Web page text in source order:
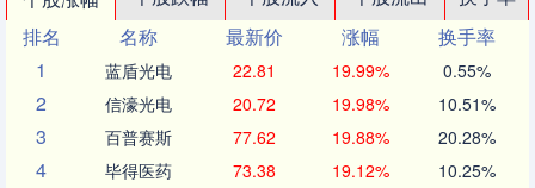
排名
名称 最新价 涨幅
换手率
1
蓝盾光电 22.81 19.99% 0.55%
2 信濠光电 20.72 19.98% 10.51%
3 百普赛斯 77.62 19.88% 20.28%
4 毕得医药 73.38 19.12% 10.25%